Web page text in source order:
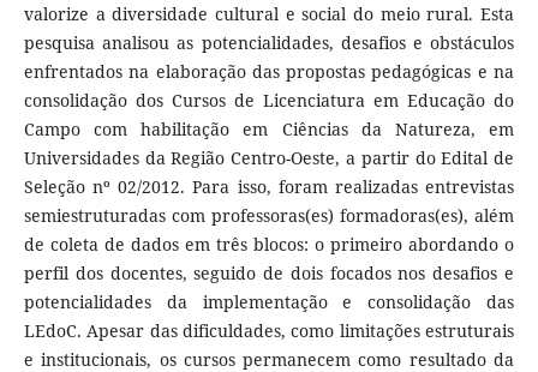
valorize a diversidade cultural e social do meio rural. Esta
pesquisa analisou as potencialidades, desafios e obstáculos
enfrentados na elaboração das propostas pedagógicas e na
consolidação dos Cursos de Licenciatura em Educação do
Campo com habilitação em Ciências da Natureza, em
Universidades da Região Centro-Oeste, a partir do Edital de
Seleção nº 02/2012. Para isso, foram realizadas entrevistas
semiestruturadas com professoras(es) formadoras(es), além
de coleta de dados em três blocos: o primeiro abordando o
perfil dos docentes, seguido de dois focados nos desafios e
potencialidades da implementação e consolidação das
LEdoC. Apesar das dificuldades, como limitações estruturais
e institucionais, os cursos permanecem como resultado da